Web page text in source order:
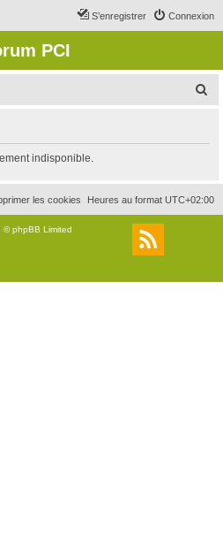
Connexion
S’enregistrer
PCI
r
c
r
indisponible.
Heures au format UTC+02:00
les cookies
© phpBB Limited